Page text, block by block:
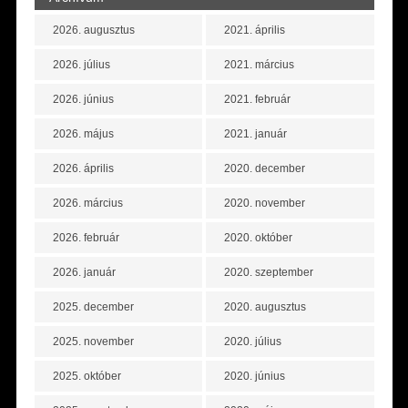
2026. augusztus
2026. július
2026. június
2026. május
2026. április
2026. március
2026. február
2026. január
2025. december
2025. november
2025. október
2021. április
2021. március
2021. február
2021. január
2020. december
2020. november
2020. október
2020. szeptember
2020. augusztus
2020. július
2020. június